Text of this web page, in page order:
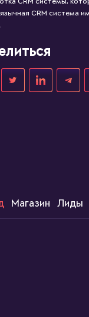
CRM системы,
CRM система
Магазин Лиды